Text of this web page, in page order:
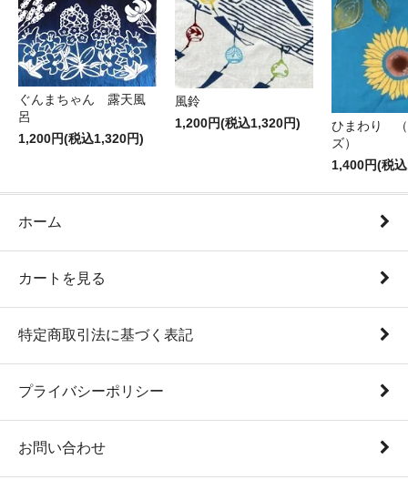
ぐんまちゃん 露天風
呂
1,200円(税込1,320円)
風鈴
1,200円(税込1,320円)
ひまわり （
ズ）
1,400円(税
ホーム
カートを見る
特定商取引法に基づく表記
プライバシーポリシー
お問い合わせ